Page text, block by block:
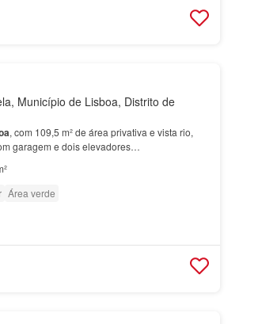
Município de Lisboa, Distrito de
, com 109,5 m² de área privativa e vista rio,
garagem e dois elevadores…
Área verde